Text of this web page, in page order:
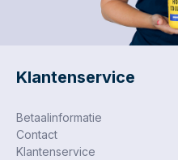
Klantenservice
Betaalinformatie
Contact
Klantenservice